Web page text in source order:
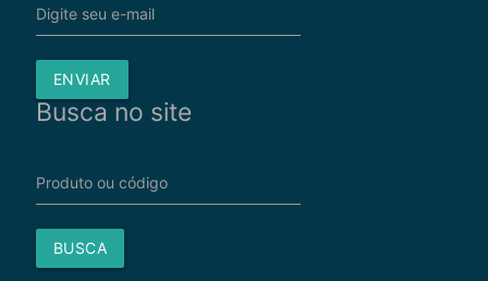
Digite seu e-mail
ENVIAR
Busca no site
Produto ou código
BUSCA